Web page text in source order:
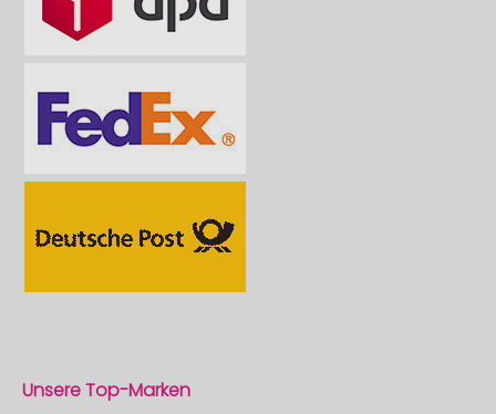
Unsere Top-Marken